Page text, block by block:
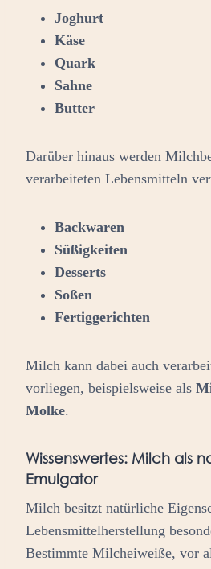
Joghurt
Käse
Quark
Sahne
Butter
Darüber hinaus werden
verarbeiteten Lebensmitteln
Backwaren
Süßigkeiten
Desserts
Soßen
Fertiggerichten
Milch kann dabei auch
vorliegen, beispielsweise als
Molke.
Wissenswertes: Milch als
Emulgator
Milch besitzt natürliche
Lebensmittelherstellung
Bestimmte Milcheiweiße, vor